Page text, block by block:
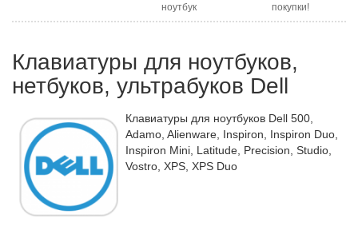
ноутбук
покупки!
Клавиатуры для ноутбуков,
нетбуков, ультрабуков Dell
Клавиатуры для ноутбуков Dell 500,
Adamo, Alienware, Inspiron, Inspiron Duo,
Inspiron Mini, Latitude, Precision, Studio,
Vostro, XPS, XPS Duo